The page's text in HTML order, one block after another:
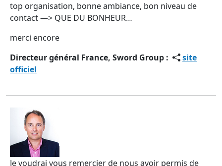
top organisation, bonne ambiance, bon niveau de
contact —> QUE DU BONHEUR…
merci encore
Directeur général France, Sword Group :
site
officiel
Je voudrai vous remercier de nous avoir permis de